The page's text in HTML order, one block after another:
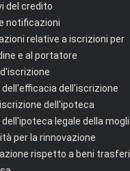
del credito
notificazioni
relative a iscrizioni per
e al portatore
dell'efficacia dell'iscrizione
dell'ipoteca
legale della
per la rinnovazione
rispetto a beni